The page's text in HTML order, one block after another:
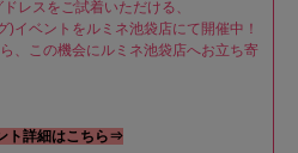
レスをご試着いただける、
イベントをルミネ池袋店にて開催中！
、この機会にルミネ池袋店へお立ち寄
ト詳細はこちら⇒